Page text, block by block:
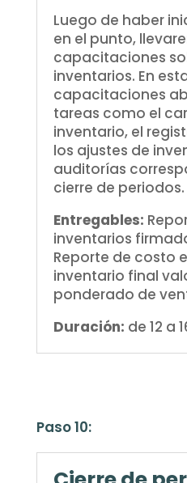
Luego de haber
en el punto,
capacitaciones
inventarios. En
capacitaciones
tareas como el
inventario, el
los ajustes de
auditorías
cierre de periodos.
Entregables:
inventarios
Reporte de costo
inventario final
ponderado de
Duración: de 12 a
Paso 10: